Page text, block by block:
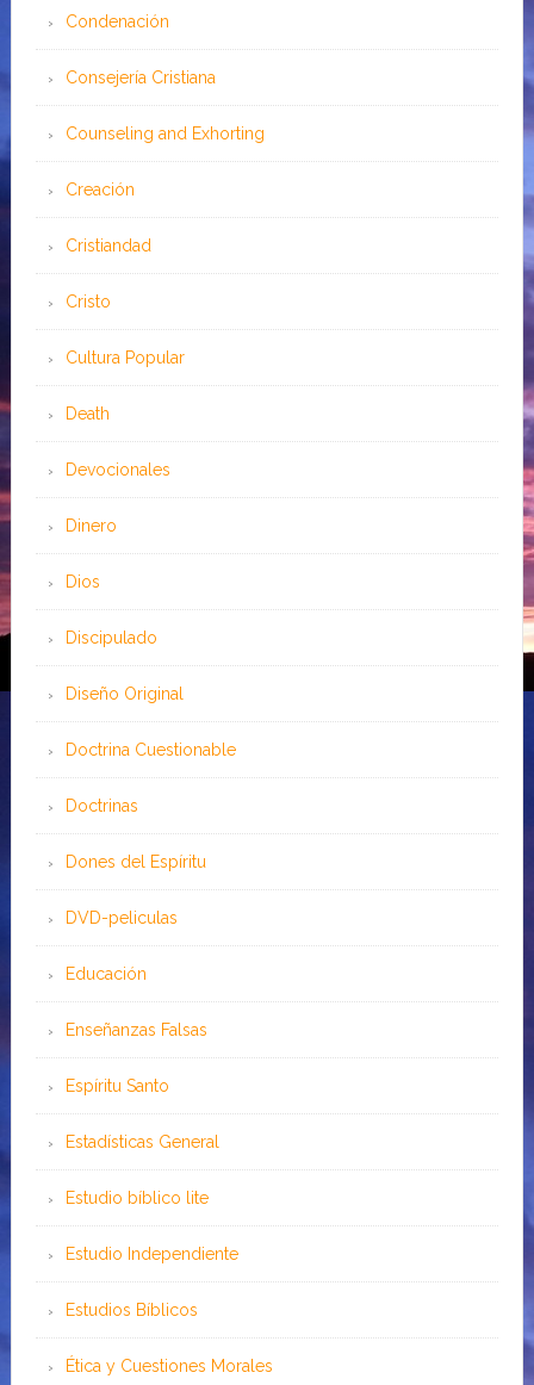
Condenación
Consejería Cristiana
Counseling and Exhorting
Creación
Cristiandad
Cristo
Cultura Popular
Death
Devocionales
Dinero
Dios
Discipulado
Diseño Original
Doctrina Cuestionable
Doctrinas
Dones del Espíritu
DVD-peliculas
Educación
Enseñanzas Falsas
Espíritu Santo
Estadísticas General
Estudio bíblico lite
Estudio Independiente
Estudios Bíblicos
Ética y Cuestiones Morales